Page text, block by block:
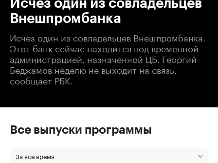
Исчез один из совладельцев
Внешпромбанка
Исчез один из совладельцев Внешпромбанка.
Этот банк сейчас находится под временной
администрацией, назначенной ЦБ. Георгий
Беджамов неделю не выходит на связь,
сообщает РБК.
Все выпуски программы
За все время